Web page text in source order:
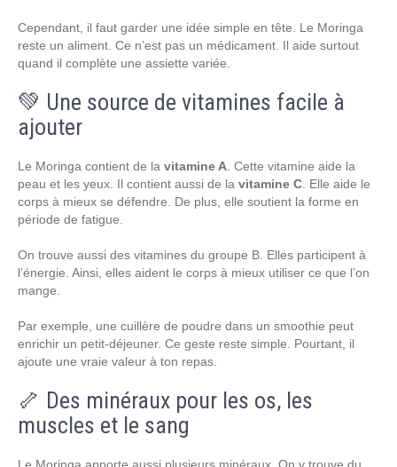
Cependant, il faut garder une idée simple en tête. Le Moringa
reste un aliment. Ce n’est pas un médicament. Il aide surtout
quand il complète une assiette variée.
💚 Une source de vitamines facile à
ajouter
Le Moringa contient de la vitamine A . Cette vitamine aide la
peau et les yeux. Il contient aussi de la vitamine C . Elle aide le
corps à mieux se défendre. De plus, elle soutient la forme en
période de fatigue.
On trouve aussi des vitamines du groupe B. Elles participent à
l’énergie. Ainsi, elles aident le corps à mieux utiliser ce que l’on
mange.
Par exemple, une cuillère de poudre dans un smoothie peut
enrichir un petit-déjeuner. Ce geste reste simple. Pourtant, il
ajoute une vraie valeur à ton repas.
🦴 Des minéraux pour les os, les
muscles et le sang